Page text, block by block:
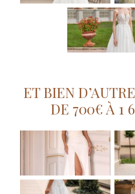
ET BIEN
DE 700€ À 1